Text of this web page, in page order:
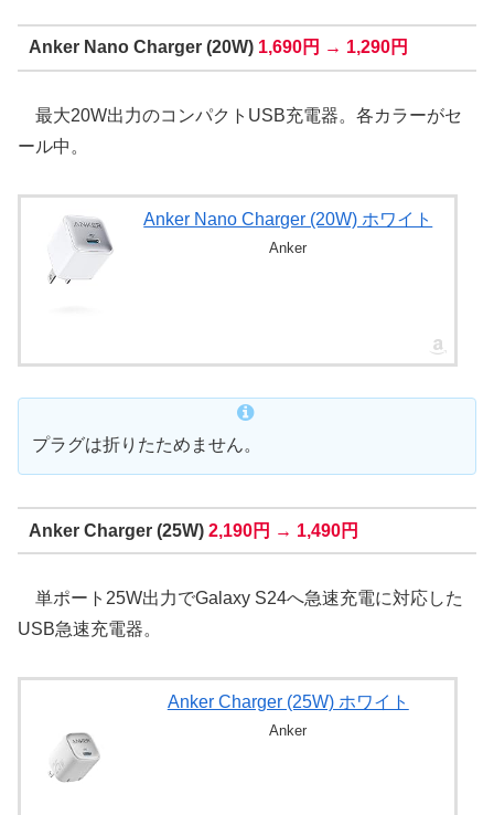
Anker Nano Charger (20W) 1,690円 → 1,290円
最大20W出力のコンパクトUSB充電器。各カラーがセ
ール中。
Anker Nano Charger (20W) ホワイト
Anker
プラグは折りたためません。
Anker Charger (25W) 2,190円 → 1,490円
単ポート25W出力でGalaxy S24へ急速充電に対応した
USB急速充電器。
Anker Charger (25W) ホワイト
Anker